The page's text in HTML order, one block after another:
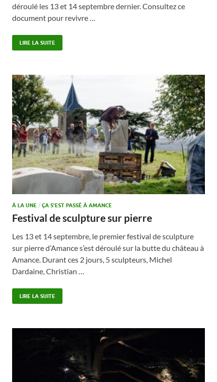
déroulé les 13 et 14 septembre dernier. Consultez ce
document pour revivre …
LIRE LA SUITE
À LA UNE / ÇA S'EST PASSÉ À AMANCE
Festival de sculpture sur pierre
Les 13 et 14 septembre, le premier festival de sculpture
sur pierre d’Amance s’est déroulé sur la butte du château à
Amance. Durant ces 2 jours, 5 sculpteurs, Michel
Dardaine, Christian …
LIRE LA SUITE